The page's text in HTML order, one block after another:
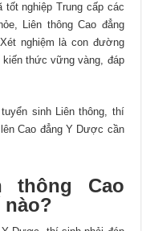
nghiệp Trung cấp các
Liên thông Cao đẳng
nghiệm là con đường
thức vững vàng, đáp
sinh Liên thông, thí
Cao đẳng Y Dược cần
thông Cao